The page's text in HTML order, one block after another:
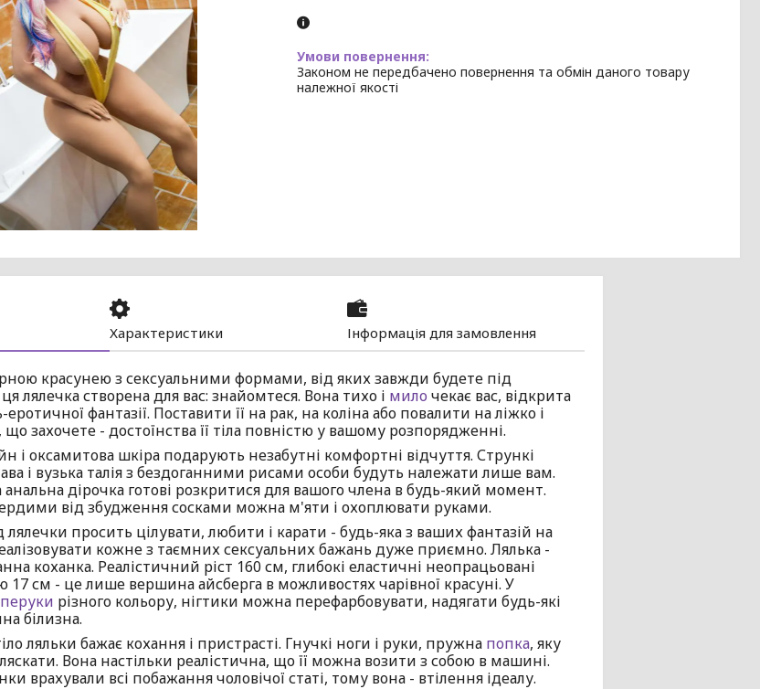
Законом не передбачено повернення та обмін даного товару
належної якості
Характеристики Інформація для замовлення
красунею з сексуальними формами, від яких завжди будете під
лялечка створена для вас: знайомтеся. Вона тихо і мило чекає вас, відкрита
еротичної фантазії. Поставити її на рак, на коліна або повалити на ліжко і
захочете - достоїнства її тіла повністю у вашому розпорядженні.
і оксамитова шкіра подарують незабутні комфортні відчуття. Стрункі
і вузька талія з бездоганними рисами особи будуть належати лише вам.
анальна дірочка готові розкритися для вашого члена в будь-який момент.
від збудження сосками можна м'яти і охоплювати руками.
просить цілувати, любити і карати - будь-яка з ваших фантазій на
кожне з таємних сексуальних бажань дуже приємно. Лялька -
коханка. Реалістичний ріст 160 см, глибокі еластичні неопрацьовані
17 см - це лише вершина айсберга в можливостях чарівної красуні. У
перуки різного кольору, нігтики можна перефарбовувати, надягати будь-які
білизна.
ляльки бажає кохання і пристрасті. Гнучкі ноги і руки, пружна попка, яку
Вона настільки реалістична, що її можна возити з собою в машині.
врахували всі побажання чоловічої статі, тому вона - втілення ідеалу.